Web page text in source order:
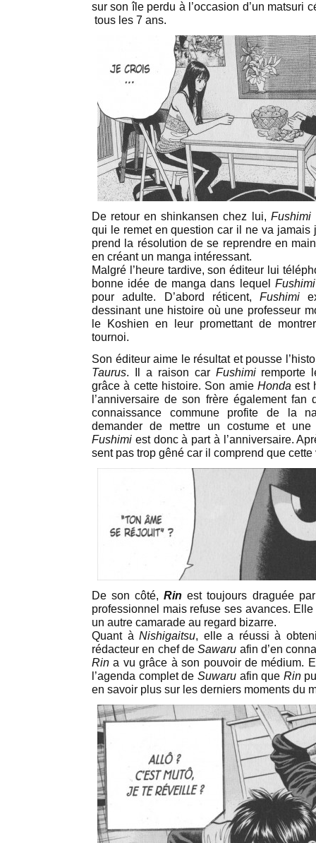
sur son île perdu à l’occasion d’un matsuri
tous les 7 ans.
De retour en shinkansen chez lui, Fushimi
qui le remet en question car il ne va jamais
prend la résolution de se reprendre en
en créant un manga intéressant.
Malgré l’heure tardive, son éditeur lui
bonne idée de manga dans lequelFushimi
pour adulte. D’abord réticent, Fushimi
dessinant une histoire où une professeur
le Koshien en leur promettant de
tournoi.
Son éditeur aime le résultat et pousse
Taurus. Il a raison car Fushimiremporte
grâce à cette histoire. Son amie Honda est
l’anniversaire de son frère également
connaissance commune profite de la
demander de mettre un costume et une
Fushimi est donc à part à l’anniversaire.
sent pas trop gêné car il comprend que cette
De son côté,Rin est toujours draguée
professionnel mais refuse ses avances.
un autre camarade au regard bizarre.
Quant à Nishigaitsu, elle a réussi à
rédacteur en chef deSawaru afin d’en
Rin a vu grâce à son pouvoir de médium.
l’agenda complet de Suwaruafin que Rin
en savoir plus sur les derniers moments du